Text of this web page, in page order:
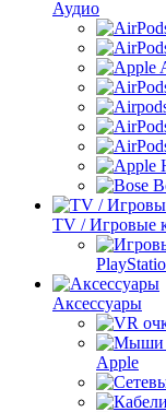
Аудио
TV / Игровые
Аксессуары
Apple